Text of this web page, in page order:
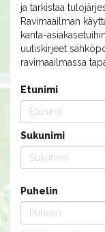
ja tarkistaa
Ravimaailman
kanta-
uutiskirjeet
ravimaailmassa
Etunimi
Sukunimi
Puhelin